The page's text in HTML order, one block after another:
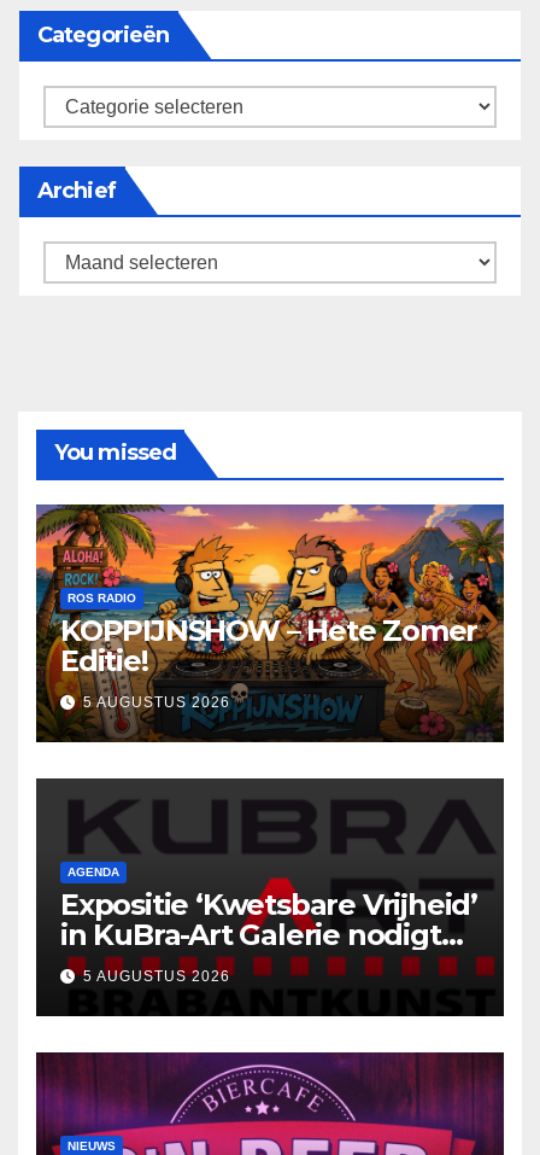
Categorieën
categorieën
Archief
Archief
You missed
ROS RADIO
KOPPIJNSHOW – Hete Zomer
Editie!
5 AUGUSTUS 2026
AGENDA
Expositie ‘Kwetsbare Vrijheid’
in KuBra-Art Galerie nodigt
uit tot ontmoeting en
reflectie
5 AUGUSTUS 2026
NIEUWS